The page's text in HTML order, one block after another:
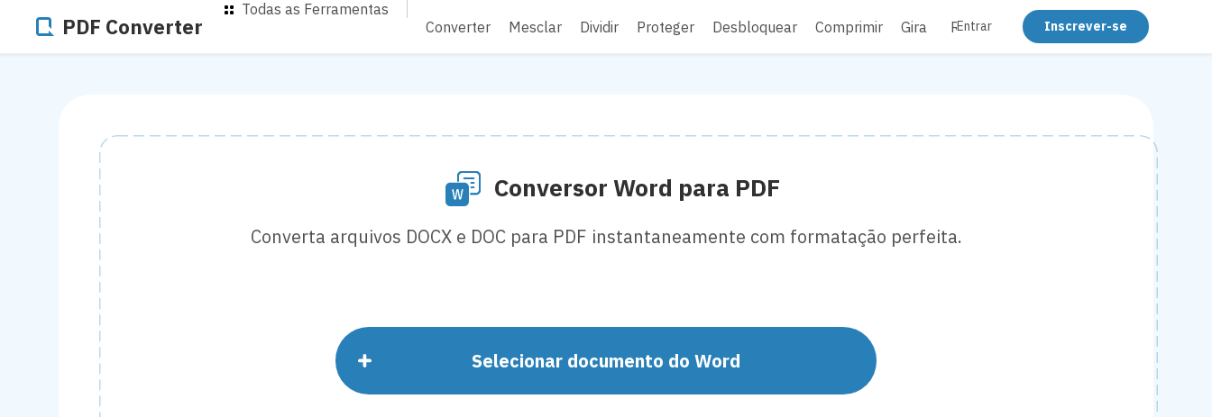
PDF Converter
Todas as Ferramentas
Converter
Mesclar Dividir Proteger Desbloquear Comprimir Girar Redigir Achatar
Entrar Inscrever-se
Conversor Word para PDF
Converta arquivos DOCX e DOC para PDF instantaneamente com formatação perfeita.
Selecionar documento do Word